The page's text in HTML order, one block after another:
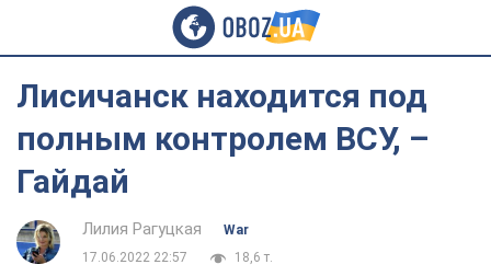
Лисичанск находится под
полным контролем ВСУ, –
Гайдай
Лилия Рагуцкая
War
17.06.2022 22:57
18,6 т.